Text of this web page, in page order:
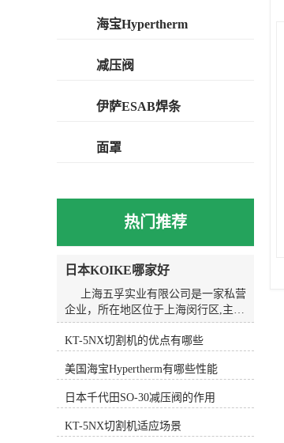
海宝Hypertherm
减压阀
伊萨ESAB焊条
面罩
热门推荐
日本KOIKE哪家好
上海五孚实业有限公司是一家私营
企业，所在地区位于上海闵行区,主营
产品或服务为焊割设备。我们以诚
信、实力和质量获得业界的高度认
服务*”的经营理念为广大客户提供*的
服务。欢迎各界朋友莅临上海五孚实
业有限公司参观、指导和业务洽谈。
KOIKE小池划线嘴的应用广泛。在
金属加工行业中，它常用于切割和划
KT-5NX切割机的优点有哪些
美国海宝Hypertherm有哪些性能
日本千代田SO-30减压阀的作用
KT-5NX切割机适应场景